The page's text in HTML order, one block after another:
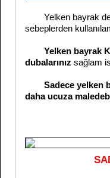
Yelken bayrak
sebeplerden
Yelken bayrak
dubalarınız sağlam
Sadece yelken
daha ucuza